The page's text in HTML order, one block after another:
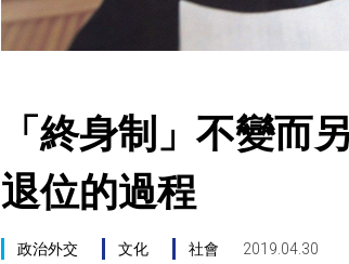
「終身制」不變而
退位的過程
政治外交 文化 社會 2019.04.30